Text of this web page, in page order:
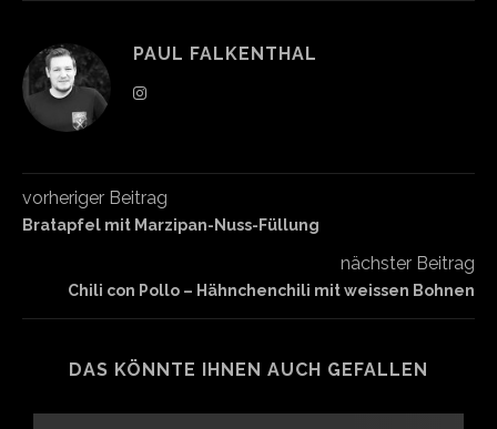
PAUL FALKENTHAL
vorheriger Beitrag
Bratapfel mit Marzipan-Nuss-Füllung
nächster Beitrag
Chili con Pollo – Hähnchenchili mit weissen Bohnen
DAS KÖNNTE IHNEN AUCH GEFALLEN